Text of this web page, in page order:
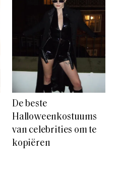
De beste
Halloweenkostuums
van celebrities om te
kopiëren